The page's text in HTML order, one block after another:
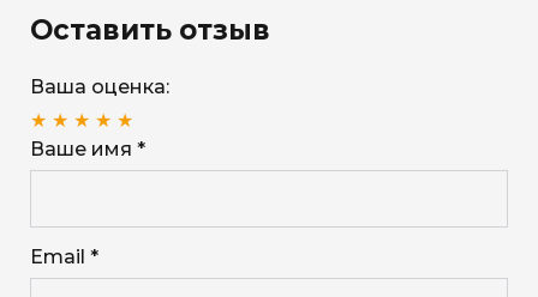
Оставить отзыв
Ваша оценка:
★ ★ ★ ★ ★
Ваше имя *
Email *